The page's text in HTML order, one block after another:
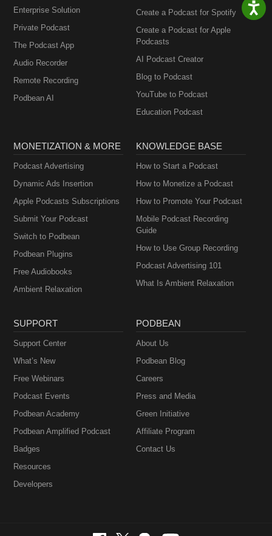
Enterprise Solution
Private Podcast
The Podcast App
Audio Recorder
Remote Recording
Podbean AI
Create a Podcast for Spotify
Create a Podcast for Apple
Podcasts
AI Podcast Creator
Blog to Podcast
YouTube to Podcast
Education Podcast
MONETIZATION & MORE
Podcast Advertising
Dynamic Ads Insertion
Apple Podcasts Subscriptions
Submit Your Podcast
Switch to Podbean
Podbean Plugins
Free Audiobooks
Ambient Relaxation
KNOWLEDGE BASE
How to Start a Podcast
How to Monetize a Podcast
How to Promote Your Podcast
Mobile Podcast Recording
Guide
How to Use Group Recording
Podcast Advertising 101
What Is Ambient Relaxation
SUPPORT
Support Center
What’s New
Free Webinars
Podcast Events
Podbean Academy
Podbean Amplified Podcast
Badges
Resources
Developers
PODBEAN
About Us
Podbean Blog
Careers
Press and Media
Green Initiative
Affiliate Program
Contact Us